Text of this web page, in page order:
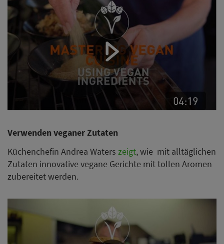
Verwenden veganer Zutaten
Küchenchefin Andrea Waters zeigt, wie mit alltäglichen
Zutaten innovative vegane Gerichte mit tollen Aromen
zubereitet werden.